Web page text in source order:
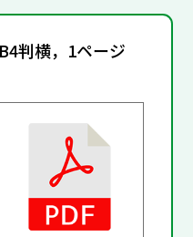
B4判横，1ページ